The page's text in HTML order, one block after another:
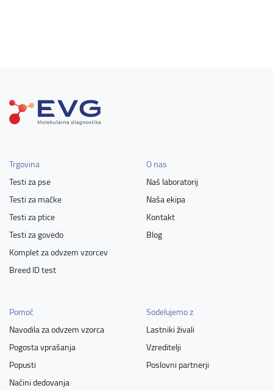
Trgovina
Testi za pse
Testi za mačke
Testi za ptice
Testi za govedo
Komplet za odvzem vzorcev
Breed ID test
O nas
Naš laboratorij
Naša ekipa
Kontakt
Blog
Pomoč
Navodila za odvzem vzorca
Pogosta vprašanja
Popusti
Načini dedovanja
Sodelujemo z
Lastniki živali
Vzreditelji
Poslovni partnerji